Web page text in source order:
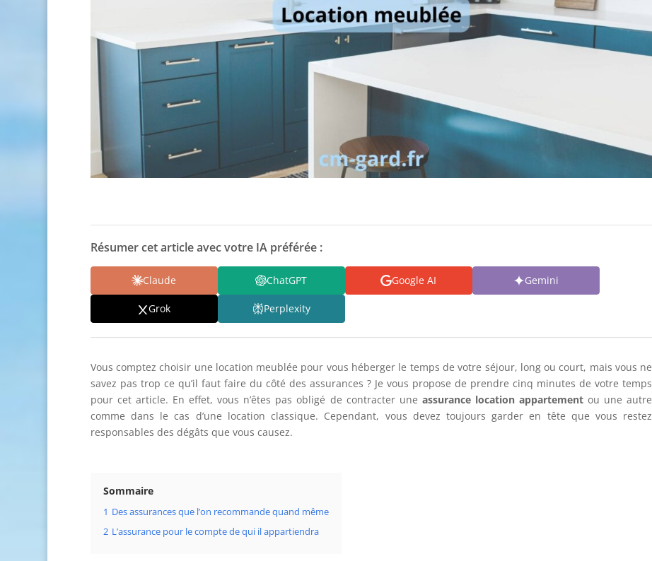
Résumer cet article avec votre IA préférée :
Claude ChatGPT Google AI Gemini
Grok Perplexity
Vous comptez choisir une location meublée pour vous héberger le temps de votre séjour, long ou court, mais vous ne
savez pas trop ce qu’il faut faire du côté des assurances ? Je vous propose de prendre cinq minutes de votre temps
pour cet article. En effet, vous n’êtes pas obligé de contracter une assurance location appartement ou une autre
comme dans le cas d’une location classique. Cependant, vous devez toujours garder en tête que vous restez
responsables des dégâts que vous causez.
Sommaire
1 Des assurances que l’on recommande quand même
2 L’assurance pour le compte de qui il appartiendra